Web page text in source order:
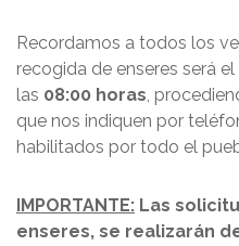
Recordamos a todos los
recogida de enseres será el
las 08:00 horas,
que nos indiquen por
habilitados por todo el
IMPORTANTE: Las
enseres, se realizarán